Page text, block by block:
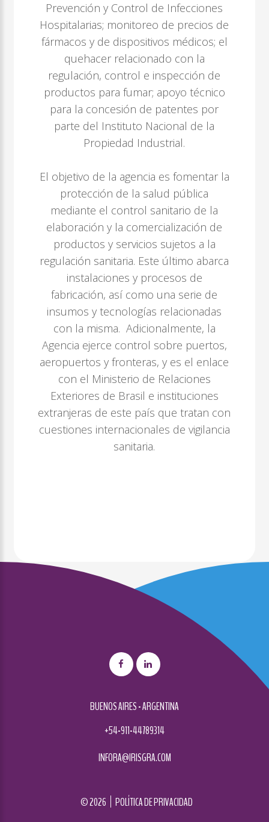
Prevención y Control de Infecciones
Hospitalarias; monitoreo de precios de
fármacos y de dispositivos médicos; el
quehacer relacionado con la
regulación, control e inspección de
productos para fumar; apoyo técnico
para la concesión de patentes por
parte del Instituto Nacional de la
Propiedad Industrial.
El objetivo de la agencia es fomentar la
protección de la salud pública
mediante el control sanitario de la
elaboración y la comercialización de
productos y servicios sujetos a la
regulación sanitaria. Este último abarca
instalaciones y procesos de
fabricación, así como una serie de
insumos y tecnologías relacionadas
con la misma. Adicionalmente, la
Agencia ejerce control sobre puertos,
aeropuertos y fronteras, y es el enlace
con el Ministerio de Relaciones
Exteriores de Brasil e instituciones
extranjeras de este país que tratan con
cuestiones internacionales de vigilancia
sanitaria.
BUENOS AIRES - ARGENTINA
+54-911-44789314
INFORA@IRISGRA.COM
©2026 POLÍTICA DE PRIVACIDAD